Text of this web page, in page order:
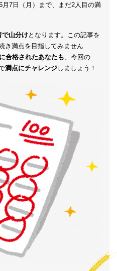
7日（月）まで、まだ2人目の満
で山分けとなります。この記事を
き満点を目指してみません
合格されたあなたも、今回の
満点にチャレンジしましょう！